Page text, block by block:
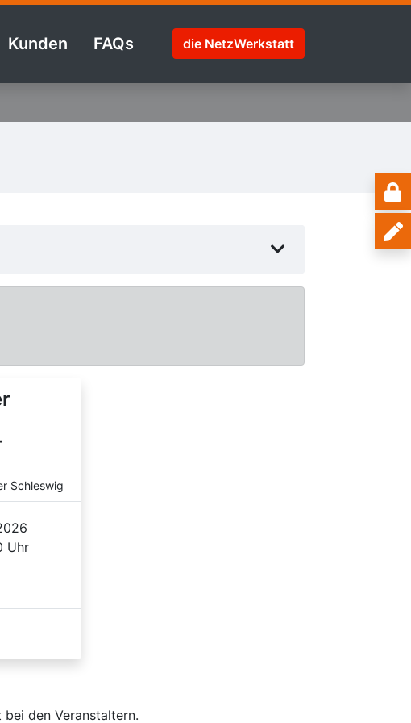
Kunden FAQs die NetzWerkstatt
Schleswig
Uhr
den Veranstaltern.